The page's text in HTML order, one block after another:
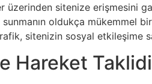
sitenize erişmesini
oldukça mükemmel
sitenizin sosyal etkileşime
Hareket Taklidi